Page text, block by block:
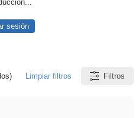
sesión
Limpiar filtros Filtros